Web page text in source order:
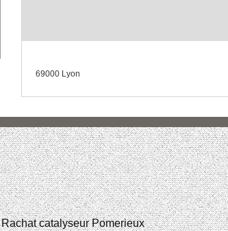
69000 Lyon
Rachat catalyseur Pomerieux